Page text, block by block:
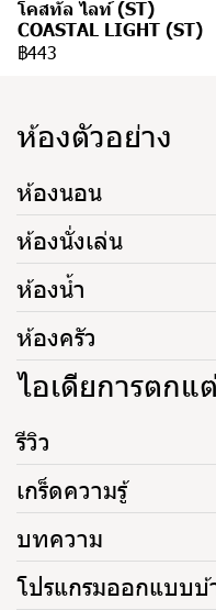
โคสทัล ไลท์ (ST)
COASTAL LIGHT (ST)
฿443
ห้องตัวอย่าง
ห้องนอน
ห้องนั่งเล่น
ห้องน้ำ
ห้องครัว
ไอเดียการตกแ
รีวิว
เกร็ดความรู้
บทความ
โปรแกรมออกแบบบ้